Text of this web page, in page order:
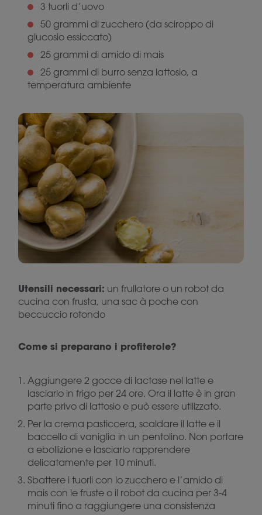
3 tuorli d’uovo
50 grammi di zucchero (da sciroppo di
glucosio essiccato)
25 grammi di amido di mais
25 grammi di burro senza lattosio, a
temperatura ambiente
Utensili necessari: un frullatore o un robot da
cucina con frusta, una sac à poche con
beccuccio rotondo
Come si preparano i profiterole?
Aggiungere 2 gocce di lactase nel latte e
lasciarlo in frigo per 24 ore. Ora il latte è in gran
parte privo di lattosio e può essere utilizzato.
Per la crema pasticcera, scaldare il latte e il
baccello di vaniglia in un pentolino. Non portare
a ebollizione e lasciarlo rapprendere
delicatamente per 10 minuti.
Sbattere i tuorli con lo zucchero e l’amido di
mais con le fruste o il robot da cucina per 3-4
minuti fino a raggiungere una consistenza